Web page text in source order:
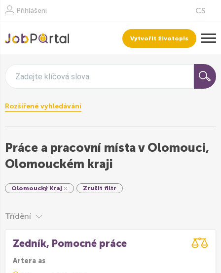
Přihlášeni
Vytvořit životopis
Zadejte klíčová slova
Rozšířené vyhledávání
Práce a pracovní místa v Olomouci,
Olomouckém kraji
Olomoucký Kraj Zrušit filtr
Třídění
Zedník, Pomocné práce
Artera as